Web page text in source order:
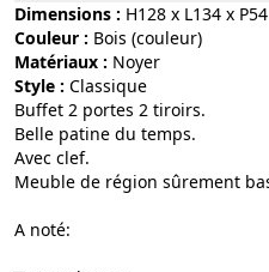
Dimensions : H128 x L134 x P54
Couleur :
bois (couleur)
Matériaux :
noyer
Style :
classique
Buffet 2 portes 2 tiroirs.
Belle patine du temps.
Avec clef.
Meuble de région sûrement
A noté: